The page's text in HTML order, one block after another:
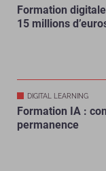
Formation
15 millions
DIGITAL LEARNING
Formation IA :
permanence